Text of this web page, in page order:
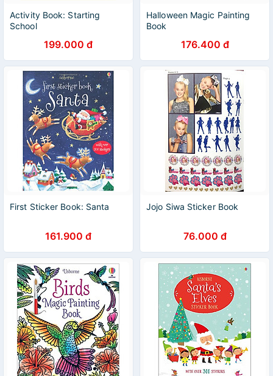
Activity Book: Starting
School
199.000 đ
Halloween Magic Painting
Book
176.400 đ
First Sticker Book: Santa
161.900 đ
Jojo Siwa Sticker Book
76.000 đ